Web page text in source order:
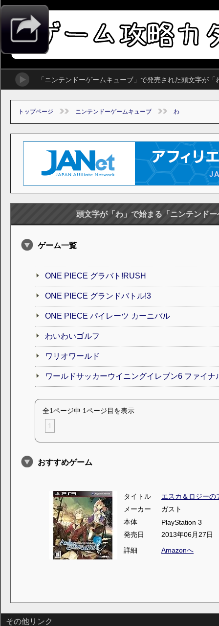
「ニンテンドーゲームキューブ」で発売された頭文字が
トップページ ニンテンドーゲームキューブ わ
頭文字が「わ」で始まる「ニンテンド
ゲーム一覧
ONE PIECE グラバト!RUSH
ONE PIECE グランドバトル!3
ONE PIECE パイレーツ カーニバル
わいわいゴルフ
ワリオワールド
ワールドサッカーウイニングイレブン6 ファイ
全1ページ中 1ページ目を表示
1
おすすめゲーム
タイトル
エスカ＆ロジーの
メーカー
ガスト
本体
PlayStation 3
発売日
2013年06月27日
詳細
Amazonへ
その他リンク